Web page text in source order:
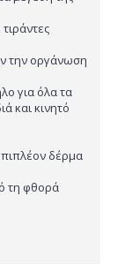
την οργάνωση
για όλα τα
και κινητό
δέρμα
τη φθορά